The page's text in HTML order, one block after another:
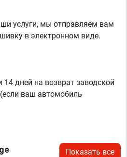
услуги, мы отправляем вам
в электронном виде.
дней на возврат заводской
ваш автомобиль
Показать все